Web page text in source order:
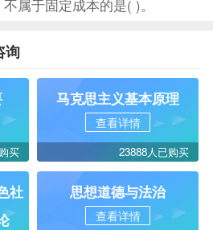
属于固定成本的是( )。
询
买
马克思主义基本原理
查看详情
23888人已购买
社
思想道德与法治
查看详情